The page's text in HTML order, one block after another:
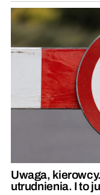
Uwaga,
utrudnienia. I to